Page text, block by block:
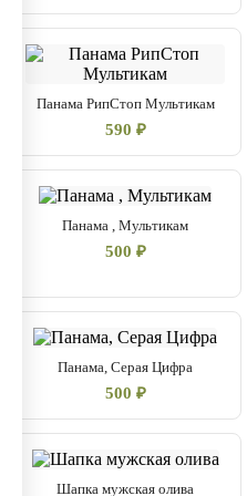
Панама РипСтоп Мультикам
590 ₽
Панама , Мультикам
500 ₽
Панама, Серая Цифра
500 ₽
Шапка мужская олива